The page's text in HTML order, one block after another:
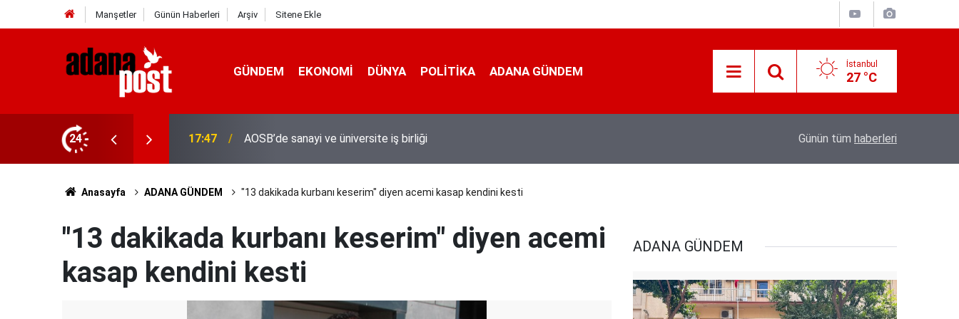
Manşetler Günün Haberleri Arşiv Sitene Ekle
GÜNDEM EKONOMI DÜNYA POLİTİKA ADANA GÜNDEM İstanbul
27 °C
24 17:41 Adana'da servis taşımacıları yeni plaka ihalesine tepki gösterdi
Danişma Merkezini Ziyaret Etti
Günün tüm haberleri
Anasayfa ADANA GÜNDEM "13 dakikada kurbanı keserim" diyen acemi kasap kendini kesti
"13 dakikada kurbanı keserim" diyen acemi
kasap kendini kesti
ADANA GÜNDEM